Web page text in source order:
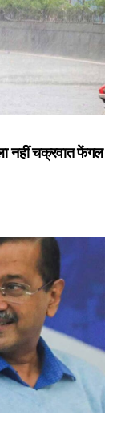
नहीं चक्रवात फेंगल